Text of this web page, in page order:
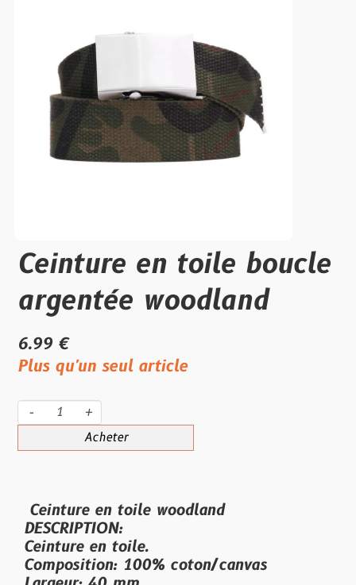
Ceinture en toile boucle
argentée woodland
6.99 €
Plus qu'un seul article
- +
Acheter
Ceinture en toile woodland
DESCRIPTION:
Ceinture en toile.
Composition: 100% coton/canvas